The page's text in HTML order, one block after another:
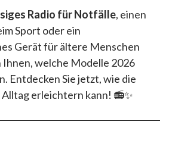
Radio für Notfälle, einen
Sport oder ein
Gerät für ältere Menschen
Ihnen, welche Modelle 2026
Entdecken Sie jetzt, wie die
erleichtern kann! 📻✨